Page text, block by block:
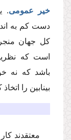
خیر عمومی.‌
دست كم به
كل جهان
است كه
باشد كه نه
بینابین را
‌معتقدند